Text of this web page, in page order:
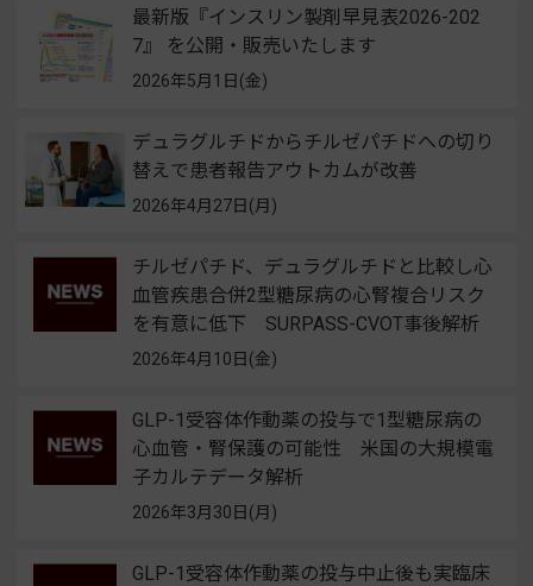
最新版『インスリン製剤早見表2026-202
7』 を公開・販売いたします
2026年5月1日(金)
デュラグルチドからチルゼパチドへの切り
替えで患者報告アウトカムが改善
2026年4月27日(月)
チルゼパチド、デュラグルチドと比較し心
血管疾患合併2型糖尿病の心腎複合リスク
を有意に低下 SURPASS-CVOT事後解析
2026年4月10日(金)
GLP-1受容体作動薬の投与で1型糖尿病の
心血管・腎保護の可能性 米国の大規模電
子カルテデータ解析
2026年3月30日(月)
GLP-1受容体作動薬の投与中止後も実臨床